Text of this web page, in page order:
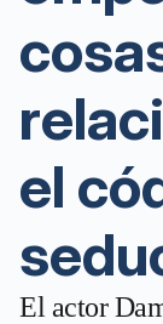
el
El actor